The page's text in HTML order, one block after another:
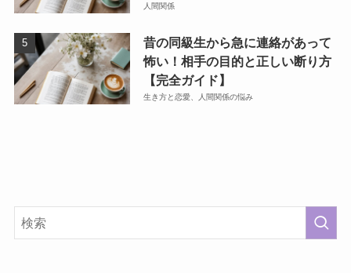
人間関係
昔の同級生から急に連絡があって
怖い！相手の目的と正しい断り方
【完全ガイド】
生き方と恋愛、人間関係の悩み